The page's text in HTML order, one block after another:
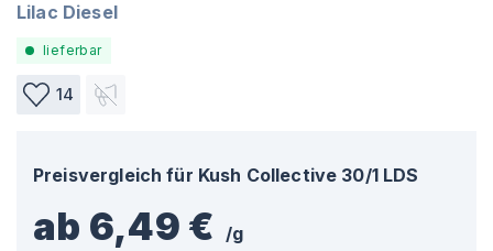
Lilac Diesel
lieferbar
14
Preisvergleich für Kush Collective 30/1 LDS
ab 6,49 € /g